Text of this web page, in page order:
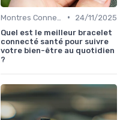
•
24/11/2025
Quel est le meilleur bracelet
connecté santé pour suivre
votre bien-être au quotidien
?